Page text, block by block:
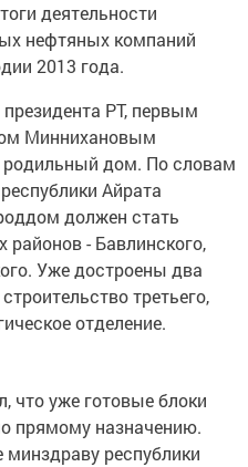
деятельности
нефтяных компаний
2013 года.
РТ, первым
Миннихановым
дом. По словам
Айрата
должен стать
районов - Бавлинского,
Уже достроены два
третьего,
отделение.
что уже готовые блоки
прямому назначению.
минздраву республики